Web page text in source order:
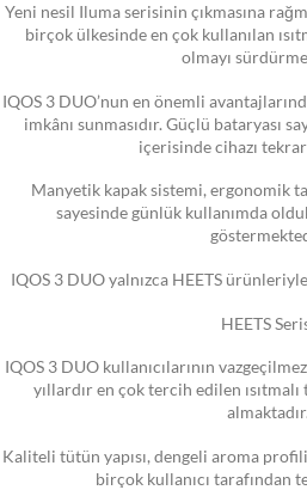
Yeni nesil Iluma serisinin çıkmasına
birçok ülkesinde en çok kullanılan
olmayı
IQOS 3 DUO’nun en önemli
imkânı sunmasıdır. Güçlü bataryası
içerisinde cihazı
Manyetik kapak sistemi, ergonomik
sayesinde günlük kullanımda
IQOS 3 DUO yalnızca HEETS
HEETS
IQOS 3 DUO kullanıcılarının
yıllardır en çok tercih edilen
almaktadır.
Kaliteli tütün yapısı, dengeli aroma
birçok kullanıcı tarafından